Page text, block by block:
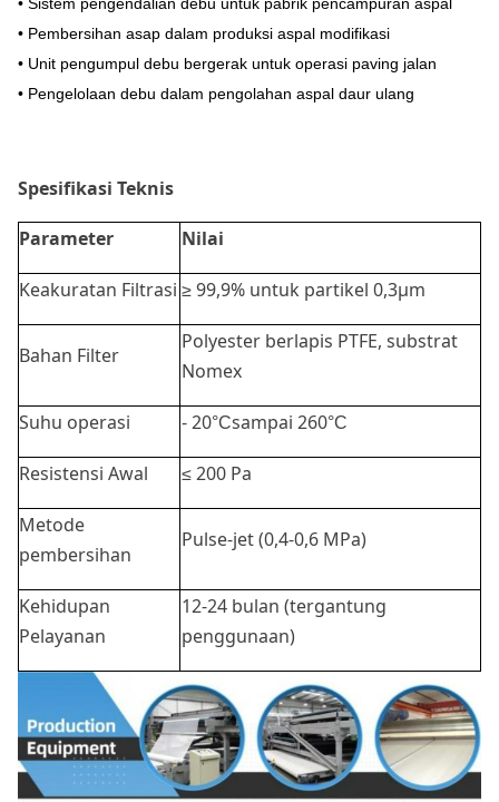
• Pembersihan asap dalam produksi aspal modifikasi
• Unit pengumpul debu bergerak untuk operasi paving jalan
• Pengelolaan debu dalam pengolahan aspal daur ulang
Spesifikasi Teknis
Parameter Nilai
Keakuratan Filtrasi ≥ 99,9% untuk partikel 0,3μm
Bahan Filter
Polyester berlapis PTFE, substrat
Nomex
Suhu operasi - 20°Csampai 260°C
Resistensi Awal ≤ 200 Pa
Metode
pembersihan
Pulse-jet (0,4-0,6 MPa)
Kehidupan
Pelayanan
12-24 bulan (tergantung
penggunaan)